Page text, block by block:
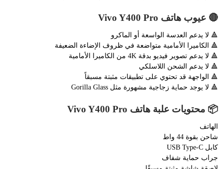
🔴 عيوب هاتف Vivo Y400 Pro
🔺 لا يدعم العدسة الواسعة أو الماكرو
🔺 الكاميرا الأمامية متواضعة في ظروف الإضاءة الضعيفة
🔺 لا يدعم تصوير فيديو بدقة 4K من الكاميرا الأمامية
🔺 لا يدعم الشحن اللاسلكي
🔺 الواجهة قد تحتوي على تطبيقات مثبتة مسبقاً
🔺 لا يوجد حماية زجاجية مشهورة مثل Gorilla Glass
📦 محتويات علبة هاتف Vivo Y400 Pro
الهاتف
شاحن بقوة 44 واط
كابل USB Type-C
جراب حماية شفاف